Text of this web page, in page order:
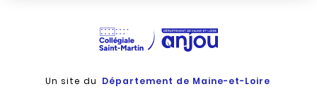
Un site du Département de Maine-et-Loire